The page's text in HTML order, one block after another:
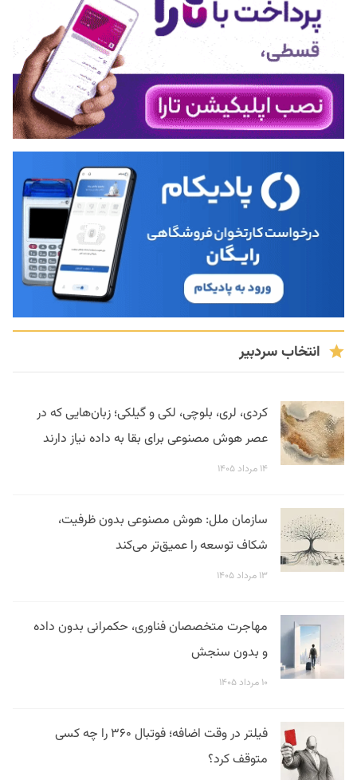
انتخاب سردبیر
کردی، لری، بلوچی، لکی و گیلکی؛ زبان‌هایی که در
عصر هوش مصنوعی برای بقا به داده نیاز دارند
۱۴ مرداد ۱۴۰۵
سازمان ملل: هوش مصنوعی بدون ظرفیت،
شکاف توسعه را عمیق‌تر می‌کند
۱۳ مرداد ۱۴۰۵
مهاجرت متخصصان فناوری، حکمرانی بدون داده
و بدون سنجش
۱۰ مرداد ۱۴۰۵
فیلتر در وقت اضافه؛ فوتبال ۳۶۰ را چه کسی
متوقف کرد؟